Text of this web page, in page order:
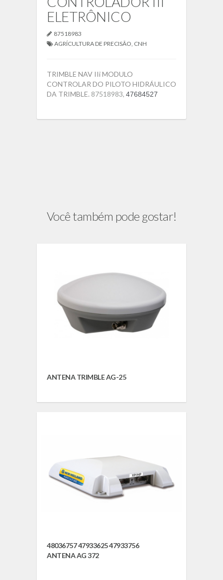
ELETRÔNICO
87518983
AGRÍCULTURA DE PRECISÃO, CNH
TRIMBLE NAV IIi MODULO
CONTROLAR DO PILOTO HIDRÁULICO
DA TRIMBLE. 87518983, 47684527
Você também pode gostar!
ANTENA TRIMBLE AG-25
48036757 47933625 47933756
ANTENA AG 372